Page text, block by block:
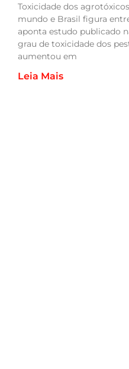
Toxicidade dos
mundo e Brasil figura
aponta estudo publicado
grau de toxicidade dos
aumentou em
Leia Mais